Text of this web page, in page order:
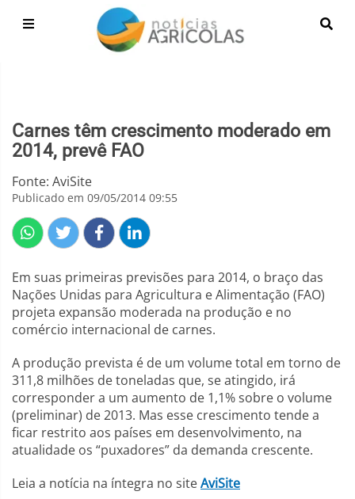
Carnes têm crescimento moderado em
2014, prevê FAO
Fonte: AviSite
Publicado em 09/05/2014 09:55
Em suas primeiras previsões para 2014, o braço das
Nações Unidas para Agricultura e Alimentação (FAO)
projeta expansão moderada na produção e no
comércio internacional de carnes.
A produção prevista é de um volume total em torno de
311,8 milhões de toneladas que, se atingido, irá
corresponder a um aumento de 1,1% sobre o volume
(preliminar) de 2013. Mas esse crescimento tende a
ficar restrito aos países em desenvolvimento, na
atualidade os “puxadores” da demanda crescente.
Leia a notícia na íntegra no siteAviSite